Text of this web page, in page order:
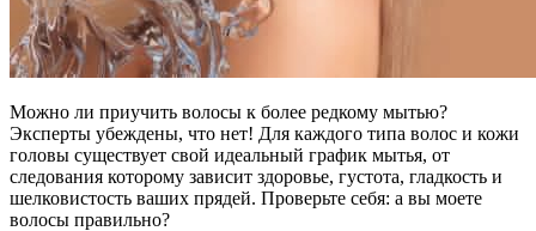
Можно ли приучить волосы к более редкому мытью?
Эксперты убеждены, что нет! Для каждого типа волос и кожи
головы существует свой идеальный график мытья, от
следования которому зависит здоровье, густота, гладкость и
шелковистость ваших прядей. Проверьте себя: а вы моете
волосы правильно?